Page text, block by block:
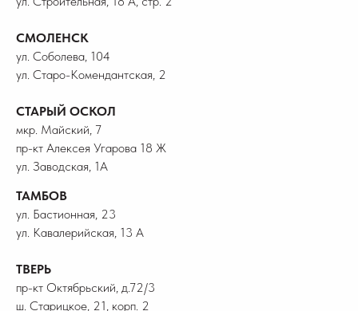
СМОЛЕНСК
ул. Соболева, 104
ул. Старо-Комендантская, 2
СТАРЫЙ ОСКОЛ
мкр. Майский, 7
пр-кт Алексея Угарова 18 Ж
ул. Заводская, 1А
ТАМБОВ
ул. Бастионная, 23
ул. Кавалерийская, 13 А
ТВЕРЬ
пр-кт Октябрьский, д.72/3
ш. Старицкое, 21, корп. 2